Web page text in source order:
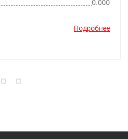
0.000
Подробнее